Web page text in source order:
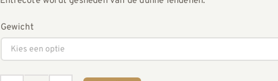
Gewicht